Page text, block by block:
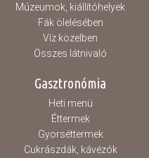
Múzeumok, kiállítóhelyek
Fák ölelésében
Víz közelben
Összes látnivaló
Gasztronómia
Heti menü
Éttermek
Gyorséttermek
Cukrászdák, kávézók